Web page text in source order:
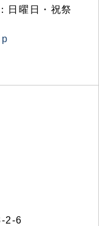
日曜日・祝祭
2-6